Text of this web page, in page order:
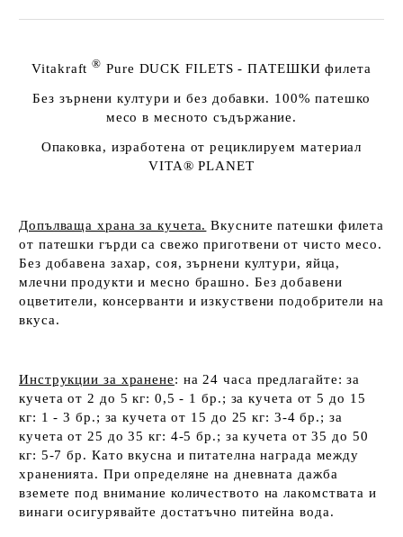
Vitakraft ® Pure DUCK FILETS - ПАТЕШКИ филета
Без зърнени култури и без добавки. 100% патешко
месо в месното съдържание.
Опаковка, изработена от рециклируем материал
VITA® PLANET
Допълваща храна за кучета. Вкусните патешки филета
от патешки гърди са свежо приготвени от чисто месо.
Без добавена захар, соя, зърнени култури, яйца,
млечни продукти и месно брашно. Без добавени
оцветители, консерванти и изкуствени подобрители на
вкуса.
Инструкции за хранене: на 24 часа предлагайте: за
кучета от 2 до 5 кг: 0,5 - 1 бр.; за кучета от 5 до 15
кг: 1 - 3 бр.; за кучета от 15 до 25 кг: 3-4 бр.; за
кучета от 25 до 35 кг: 4-5 бр.; за кучета от 35 до 50
кг: 5-7 бр. Като вкусна и питателна награда между
храненията. При определяне на дневната дажба
вземете под внимание количеството на лакомствата и
винаги осигурявайте достатъчно питейна вода.